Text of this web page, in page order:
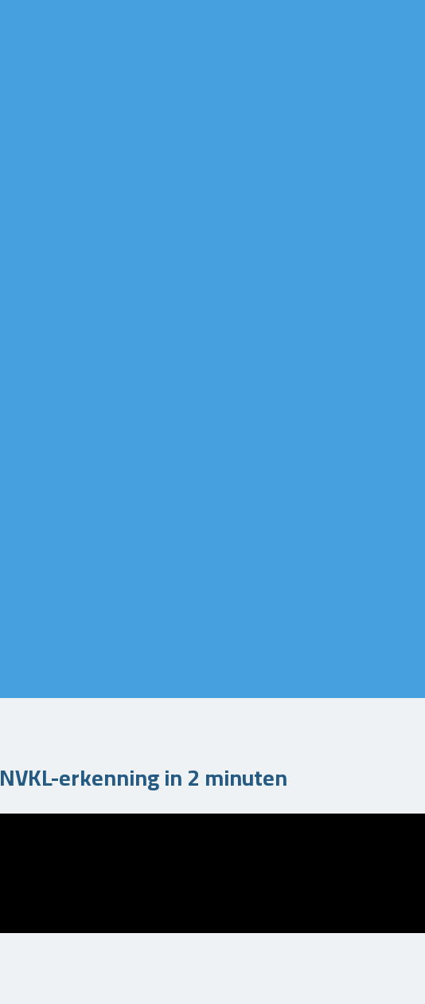
NVKL-erkenning in 2 minuten